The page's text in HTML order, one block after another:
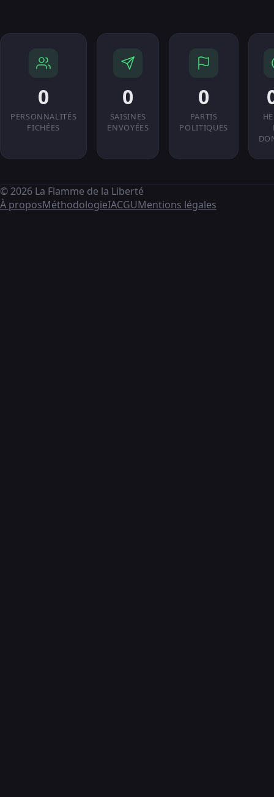
0
PERSONNALITÉS
FICHÉES
0
SAISINES
ENVOYÉES
0
PARTIS
POLITIQUES
© 2026 La Flamme de la Liberté
À proposMéthodologieIACGUMentions légales